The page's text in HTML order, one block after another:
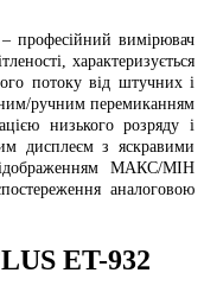
вимірювач
характеризується
потоку від штучних і
ручним перемиканням
низького розряду і
дисплеєм з яскравими
МАКС/МІН
аналоговою
ET-932